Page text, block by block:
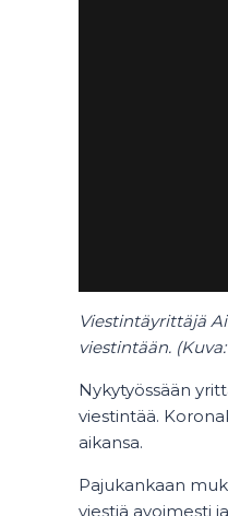
Viestintäyrittäjä
viestintään.
Nykytyössään
viestintää.
aikansa.
Pajukankaan
viestiä avoimesti